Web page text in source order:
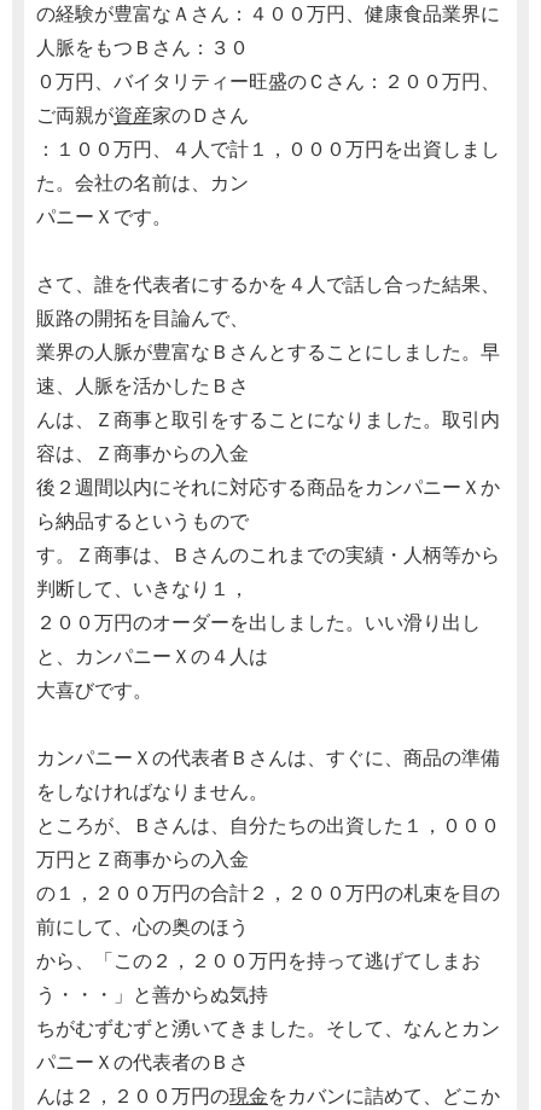
の経験が豊富なＡさん：４００万円、健康食品業界に
人脈をもつＢさん：３０
０万円、バイタリティー旺盛のＣさん：２００万円、
ご両親が資産家のＤさん
：１００万円、４人で計１，０００万円を出資しまし
た。会社の名前は、カン
パニーＸです。
さて、誰を代表者にするかを４人で話し合った結果、
販路の開拓を目論んで、
業界の人脈が豊富なＢさんとすることにしました。早
速、人脈を活かしたＢさ
んは、Ｚ商事と取引をすることになりました。取引内
容は、Ｚ商事からの入金
後２週間以内にそれに対応する商品をカンパニーＸか
ら納品するというもので
す。Ｚ商事は、Ｂさんのこれまでの実績・人柄等から
判断して、いきなり１，
２００万円のオーダーを出しました。いい滑り出し
と、カンパニーＸの４人は
大喜びです。
カンパニーＸの代表者Ｂさんは、すぐに、商品の準備
をしなければなりません。
ところが、Ｂさんは、自分たちの出資した１，０００
万円とＺ商事からの入金
の１，２００万円の合計２，２００万円の札束を目の
前にして、心の奥のほう
から、「この２，２００万円を持って逃げてしまお
う・・・」と善からぬ気持
ちがむずむずと湧いてきました。そして、なんとカン
パニーＸの代表者のＢさ
んは２，２００万円の現金をカバンに詰めて、どこか